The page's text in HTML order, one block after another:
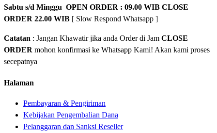
Sabtu s/d Minggu OPEN ORDER : 09.00 WIB CLOSE
ORDER 22.00 WIB [ Slow Respond Whatsapp ]
Catatan : Jangan Khawatir jika anda Order di Jam CLOSE
ORDER mohon konfirmasi ke Whatsapp Kami! Akan kami proses
secepatnya
Halaman
Pembayaran & Pengiriman
Kebijakan Pengembalian Dana
Pelanggaran dan Sanksi Reseller